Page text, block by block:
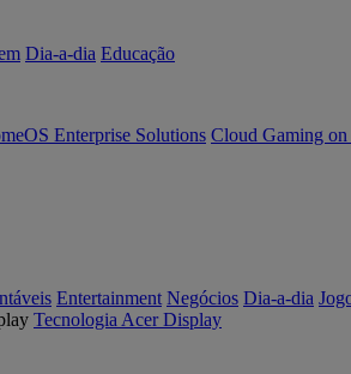
Dia-a-dia Educação
Enterprise Solutions Cloud Gaming
Entertainment Negócios Dia-a-dia
Tecnologia Acer Display